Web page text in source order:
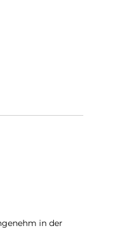
in der